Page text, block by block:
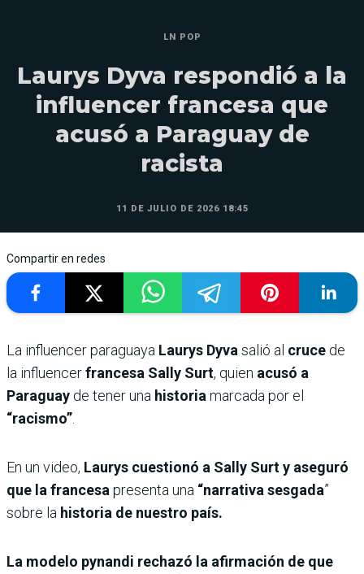
LN POP
Laurys Dyva respondió a la
influencer francesa que
acusó a Paraguay de
racista
11 DE JULIO DE 2026 18:45
Compartir en redes
La influencer paraguaya Laurys Dyva salió al cruce de
la influencerfrancesa Sally Surt, quien acusó a
Paraguay de tener una historia marcada por el
“racismo”
En un video, Laurys cuestionó a Sally Surt y aseguró
que la francesa presenta una “narrativa sesgada”
sobre la historia de nuestro país.
La modelo pynandi rechazó la afirmación de que